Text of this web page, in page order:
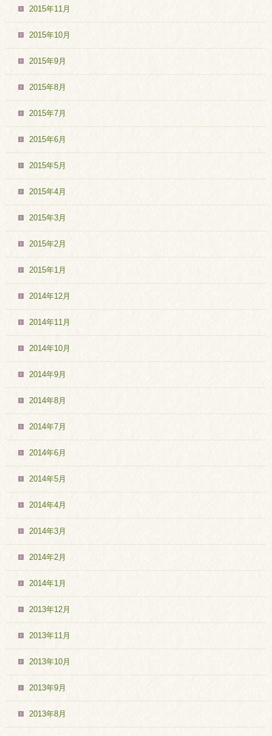
2015年11月
2015年10月
2015年9月
2015年8月
2015年7月
2015年6月
2015年5月
2015年4月
2015年3月
2015年2月
2015年1月
2014年12月
2014年11月
2014年10月
2014年9月
2014年8月
2014年7月
2014年6月
2014年5月
2014年4月
2014年3月
2014年2月
2014年1月
2013年12月
2013年11月
2013年10月
2013年9月
2013年8月